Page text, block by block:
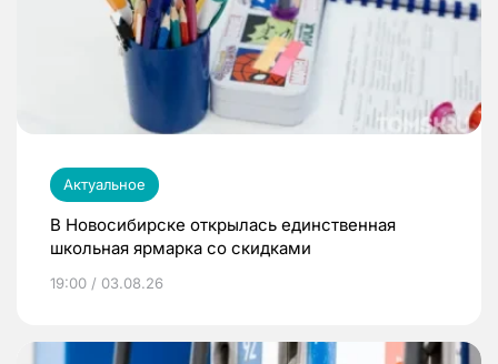
Актуальное
В Новосибирске открылась единственная
школьная ярмарка со скидками
19:00 / 03.08.26